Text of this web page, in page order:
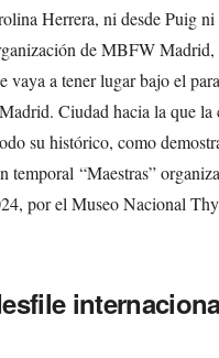
Herrera, ni desde Puig
de MBFW Madrid,
vaya a tener lugar bajo el
Ciudad hacia la que la
su histórico, como
temporal “Maestras”
por el Museo Nacional